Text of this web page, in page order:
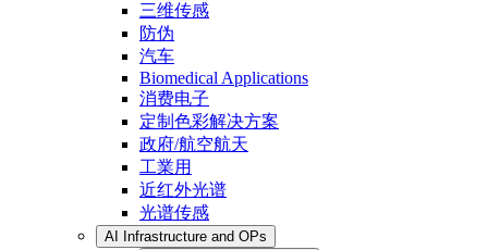
三维传感
防伪
汽车
Biomedical Applications
消费电子
定制色彩解决方案
政府/航空航天
工業用
近红外光谱
光谱传感
AI Infrastructure and OPs